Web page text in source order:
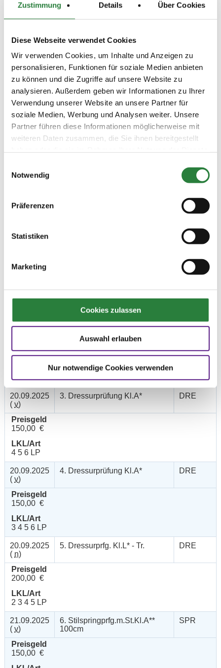
Zustimmung Details Über Cookies
Diese Webseite verwendet Cookies
Wir verwenden Cookies, um Inhalte und Anzeigen zu
personalisieren, Funktionen für soziale Medien anbieten
zu können und die Zugriffe auf unsere Website zu
analysieren. Außerdem geben wir Informationen zu Ihrer
Verwendung unserer Website an unsere Partner für
soziale Medien, Werbung und Analysen weiter. Unsere
Partner führen diese Informationen möglicherweise mit
weiteren Daten zusammen, die Sie ihnen bereitgestellt
Notwendig
Präferenzen
Statistiken
Marketing
Cookies zulassen
Auswahl erlauben
Nur notwendige Cookies verwenden
Prüfungsplatz: Terra-Tex 22x62 m, Vorbereitungsplatz:
Halle 20x60 m
Vorläufige Zeitenteilung:
Fr. nachm.: 12,13
Sa. vorm.: 1,3,4,14,15,16; nachm.: 5,10
So. vorm.: 2,6,7; nachm.: 8,9,11
Ergebnisse:
Zu den Ergebnissen auf www.fn-erfolgsdaten.de
Disziplin
DRE
Preisgeld
21.09.2025
(v)
2. Stilspring-WB - mit erlaubter
Zeit 80cm
SPR
0,00 €
0 7 6 WB
20.09.2025
( v)
3. Dressurprüfung Kl.A* DRE
Preisgeld
150,00 €
LKL/Art
4 5 6 LP
20.09.2025
( v)
4. Dressurprüfung Kl.A* DRE
Preisgeld
150,00 €
LKL/Art
3 4 5 6 LP
20.09.2025
( n)
5. Dressurprfg. Kl.L* - Tr. DRE
Preisgeld
200,00 €
LKL/Art
2 3 4 5 LP
21.09.2025
( v)
6. Stilspringprfg.m.St.Kl.A**
100cm
SPR
Preisgeld
150,00 €